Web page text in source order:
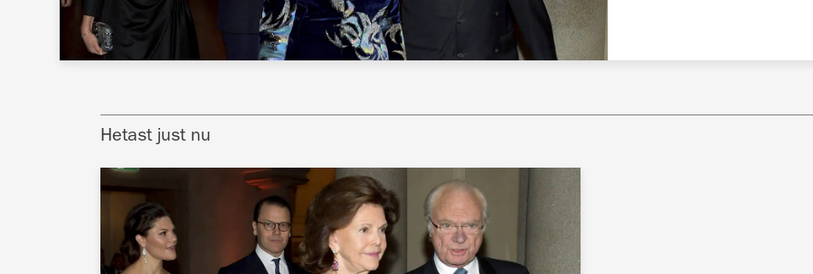
Hetast just nu